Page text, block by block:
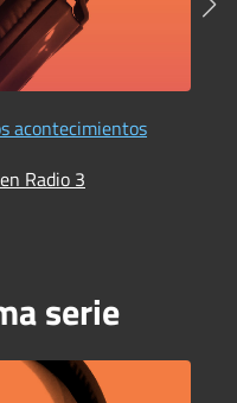
acontecimientos
Radio 3
serie